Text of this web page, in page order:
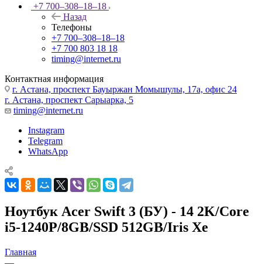
+7 700‒308‒18‒18
Назад
Телефоны
+7 700‒308‒18‒18
+7 700 803 18 18
timing@internet.ru
Контактная информация
г. Астана, проспект Бауыржан Момышулы, 17а, офис 24
г. Астана, проспект Сарыарка, 5
timing@internet.ru
Instagram
Telegram
WhatsApp
Ноутбук Acer Swift 3 (БУ) - 14 2K/Core
i5-1240P/8GB/SSD 512GB/Iris Xe
Главная